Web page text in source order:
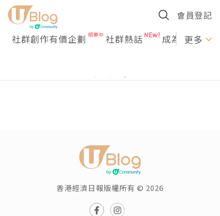
會員登記
社群創作有價企劃 社群熱話 成為U更多
香港經濟日報版權所有 © 2026